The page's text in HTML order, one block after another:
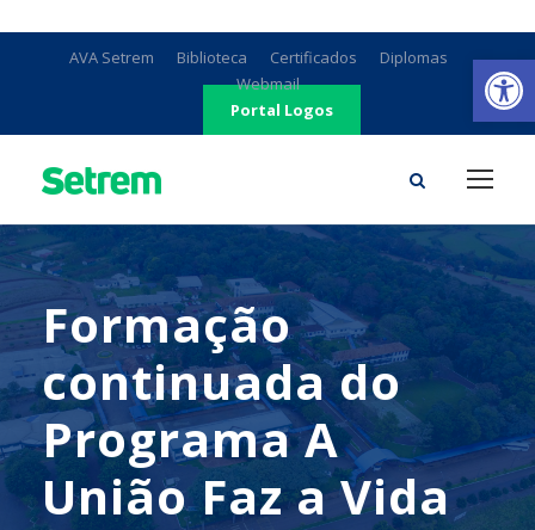
AVA Setrem Biblioteca Certificados
Diplomas
Webmail
Portal Logos
Formação
continuada do
Programa A
União Faz a Vida